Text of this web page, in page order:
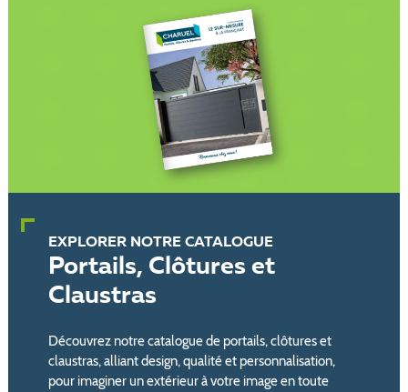
EXPLORER NOTRE CATALOGUE
Portails, Clôtures et
Claustras
Découvrez notre catalogue de portails, clôtures et
claustras, alliant design, qualité et personnalisation,
pour imaginer un extérieur à votre image en toute